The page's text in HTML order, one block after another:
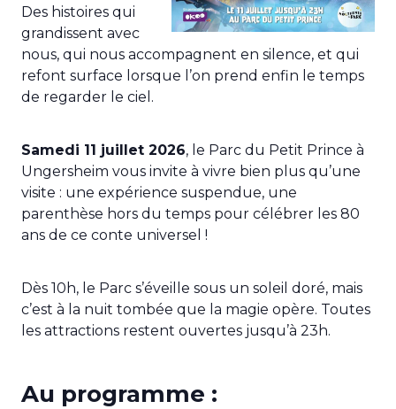
Des histoires qui
grandissent avec
nous, qui nous accompagnent en silence, et qui
refont surface lorsque l’on prend enfin le temps
de regarder le ciel.
Samedi 11 juillet 2026, le Parc du Petit Prince à
Ungersheim vous invite à vivre bien plus qu’une
visite : une expérience suspendue, une
parenthèse hors du temps pour célébrer les 80
ans de ce conte universel !
Dès 10h, le Parc s’éveille sous un soleil doré, mais
c’est à la nuit tombée que la magie opère. Toutes
les attractions restent ouvertes jusqu’à 23h.
Au programme :